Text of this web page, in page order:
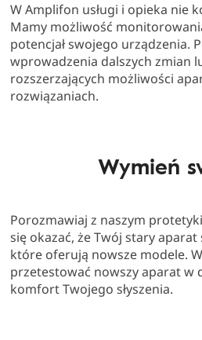
W Amplifon usługi i opieka nie
Mamy możliwość
potencjał swojego urządzenia.
wprowadzenia dalszych zmian
rozszerzających możliwości
rozwiązaniach.
Wymień
Porozmawiaj z naszym
się okazać, że Twój stary
które oferują nowsze modele.
przetestować nowszy aparat w
komfort Twojego słyszenia.